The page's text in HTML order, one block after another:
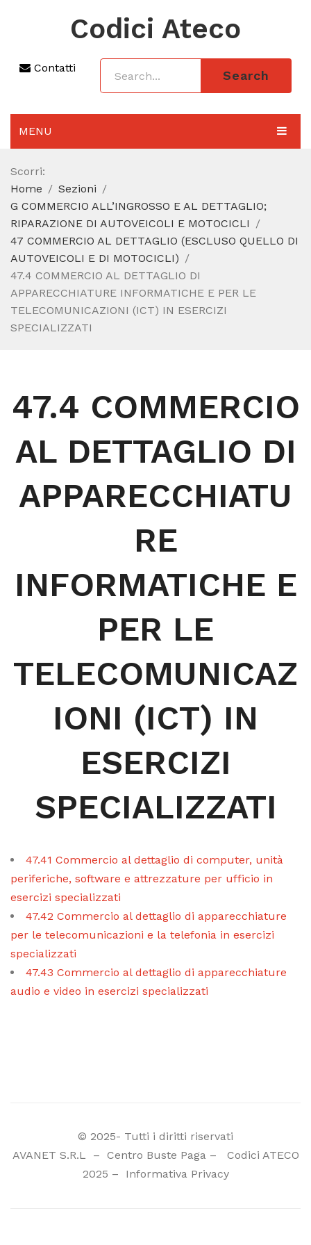
Codici Ateco
Contatti
Search
MENU
AGGIORNAMENTO 2025
SEZIONI
CODICE ATECO A COSA SERVE
CODICE FISCALE
Scorri:
Home
Sezioni
G COMMERCIO ALL’INGROSSO E AL DETTAGLIO;
RIPARAZIONE DI AUTOVEICOLI E MOTOCICLI
47 COMMERCIO AL DETTAGLIO (ESCLUSO QUELLO DI
AUTOVEICOLI E DI MOTOCICLI)
47.4 COMMERCIO AL DETTAGLIO DI
APPARECCHIATURE INFORMATICHE E PER LE
TELECOMUNICAZIONI (ICT) IN ESERCIZI
SPECIALIZZATI
47.4 COMMERCIO
AL DETTAGLIO DI
APPARECCHIATU
RE
INFORMATICHE E
PER LE
TELECOMUNICAZ
IONI (ICT) IN
ESERCIZI
SPECIALIZZATI
47.41 Commercio al dettaglio di computer, unità
periferiche, software e attrezzature per ufficio in
esercizi specializzati
47.42 Commercio al dettaglio di apparecchiature
per le telecomunicazioni e la telefonia in esercizi
specializzati
47.43 Commercio al dettaglio di apparecchiature
audio e video in esercizi specializzati
© 2025- Tutti i diritti riservati
AVANET S.R.L
– Centro Buste Paga– Codici ATECO
2025 – Informativa Privacy